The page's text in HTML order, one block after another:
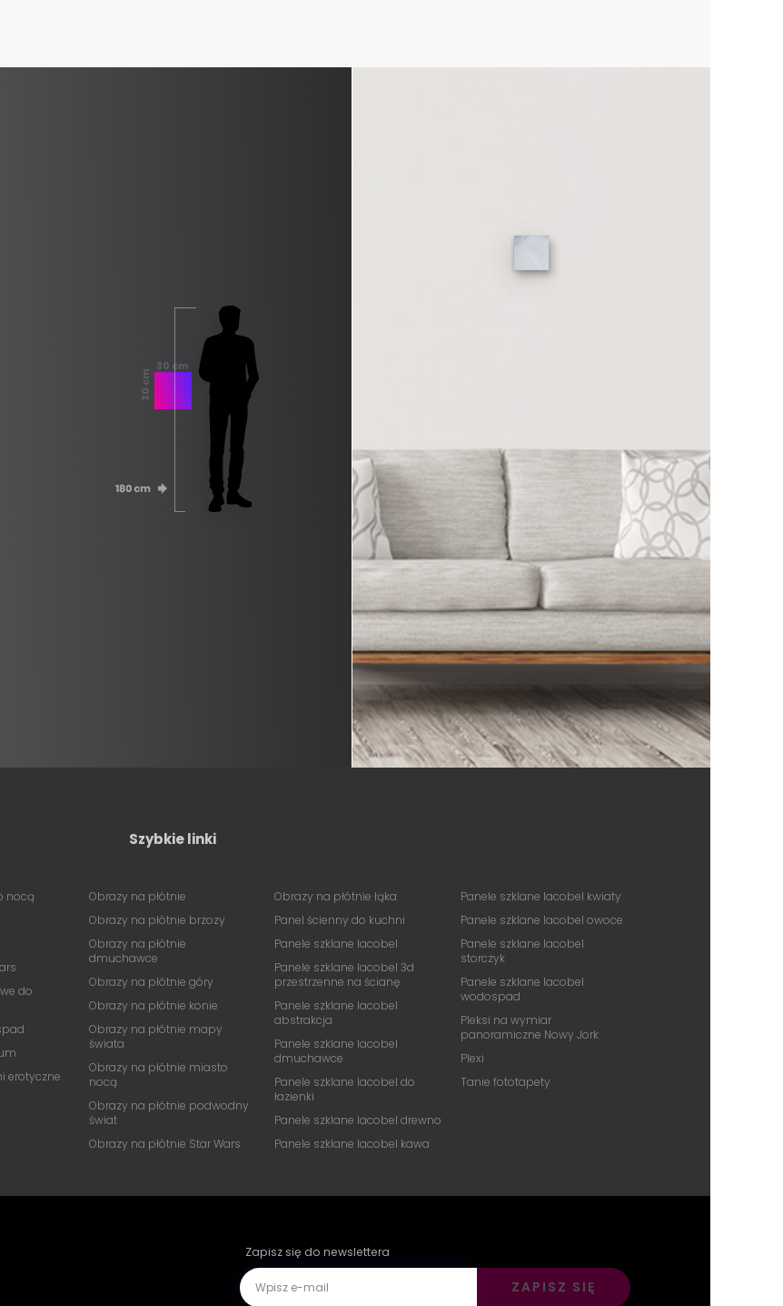
30 cm
30 cm
Szybkie linki
nocą
do
erotyczne
Obrazy na płótnie
Obrazy na płótnie brzozy
Obrazy na płótnie
dmuchawce
Obrazy na płótnie góry
Obrazy na płótnie konie
Obrazy na płótnie mapy
świata
Obrazy na płótnie miasto
nocą
Obrazy na płótnie podwodny
świat
Obrazy na płótnie Star Wars
Obrazy na płótnie łąka
Panel ścienny do kuchni
Panele szklane lacobel
Panele szklane lacobel 3d
przestrzenne na ścianę
Panele szklane lacobel
abstrakcja
Panele szklane lacobel
dmuchawce
Panele szklane lacobel do
łazienki
Panele szklane lacobel drewno
Panele szklane lacobel kawa
Panele szklane lacobel kwiaty
Panele szklane lacobel owoce
Panele szklane lacobel
storczyk
Panele szklane lacobel
wodospad
Pleksi na wymiar
panoramiczne Nowy Jork
Plexi
Tanie fototapety
Zapisz się do newslettera
ZAPISZ SIĘ